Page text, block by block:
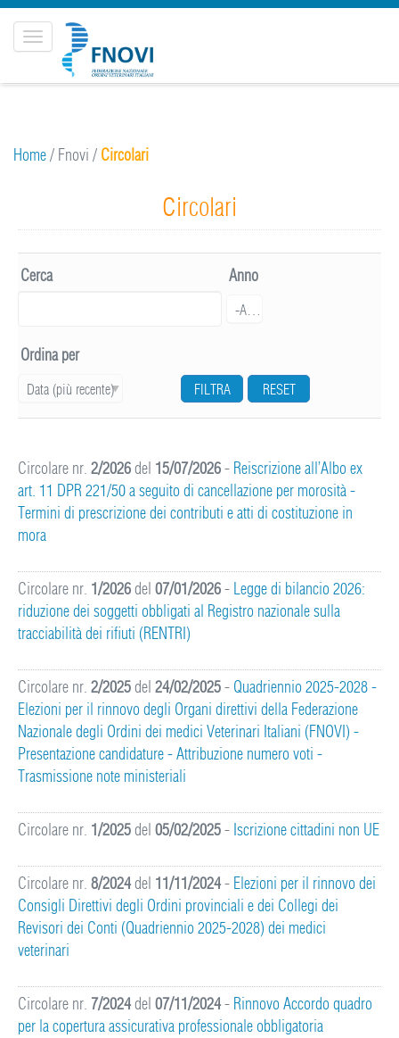
Toggle
navigation
Home/ Fnovi / Circolari
Circolari
Cerca
Anno
Anno-Anno
Ordina per
Data (più recente) FILTRA RESET
Circolare nr. 2/2026del 15/07/2026- Reiscrizione all’Albo ex
art. 11 DPR 221/50 a seguito di cancellazione per morosità -
Termini di prescrizione dei contributi e atti di costituzione in
mora
Circolare nr. 1/2026del07/01/2026- Legge di bilancio 2026:
riduzione dei soggetti obbligati al Registro nazionale sulla
tracciabilità dei rifiuti (RENTRI)
Circolare nr. 2/2025del24/02/2025- Quadriennio 2025-2028 -
Elezioni per il rinnovo degli Organi direttivi della Federazione
Nazionale degli Ordini dei medici Veterinari Italiani (FNOVI) -
Presentazione candidature - Attribuzione numero voti -
Trasmissione note ministeriali
Circolare nr. 1/2025del05/02/2025- Iscrizione cittadini non UE
Circolare nr. 8/2024del 11/11/2024- Elezioni per il rinnovo dei
Consigli Direttivi degli Ordini provinciali e dei Collegi dei
Revisori dei Conti (Quadriennio 2025-2028) dei medici
veterinari
Circolare nr. 7/2024del07/11/2024- Rinnovo Accordo quadro
per la copertura assicurativa professionale obbligatoria